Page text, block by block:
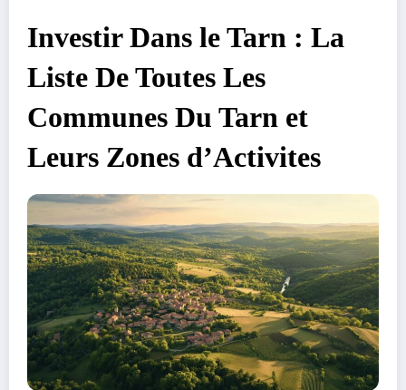
Investir Dans le Tarn : La
Liste De Toutes Les
Communes Du Tarn et
Leurs Zones d’Activites